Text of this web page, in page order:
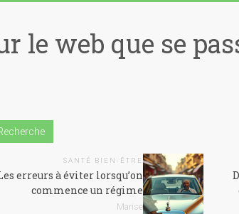
le web que se
SANTÉ BIEN-ÊTRE
erreurs à éviter lorsqu’on
commence un régime
Marise